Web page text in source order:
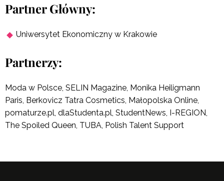
Partner Główny:
Uniwersytet Ekonomiczny w Krakowie
Partnerzy:
Moda w Polsce, SELIN Magazine, Monika Heiligmann
Paris, Berkovicz Tatra Cosmetics, Małopolska Online,
pomaturze.pl, dlaStudenta.pl, StudentNews, I-REGION,
The Spoiled Queen, TUBA, Polish Talent Support